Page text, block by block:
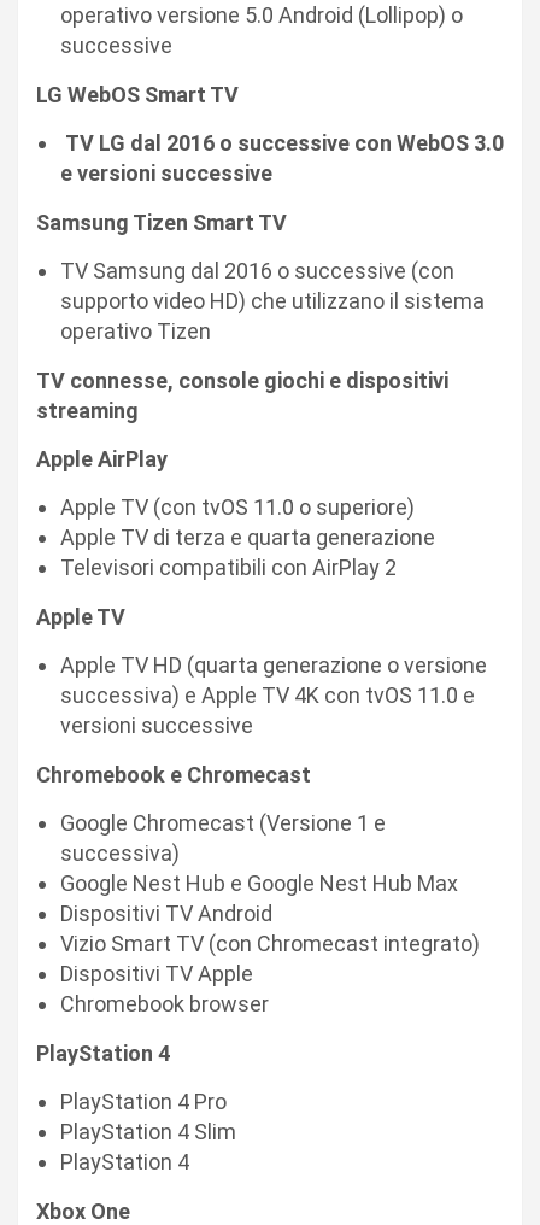
operativo versione 5.0 Android (Lollipop) o
successive
LG WebOS Smart TV
TV LG dal 2016 o successive con WebOS 3.0
e versioni successive
Samsung Tizen Smart TV
TV Samsung dal 2016 o successive (con
supporto video HD) che utilizzano il sistema
operativo Tizen
TV connesse, console giochi e dispositivi
streaming
Apple AirPlay
Apple TV (con tvOS 11.0 o superiore)
Apple TV di terza e quarta generazione
Televisori compatibili con AirPlay 2
Apple TV
Apple TV HD (quarta generazione o versione
successiva) e Apple TV 4K con tvOS 11.0 e
versioni successive
Chromebook e Chromecast
Google Chromecast (Versione 1 e
successiva)
Google Nest Hub e Google Nest Hub Max
Dispositivi TV Android
Vizio Smart TV (con Chromecast integrato)
Dispositivi TV Apple
Chromebook browser
PlayStation 4
PlayStation 4 Pro
PlayStation 4 Slim
PlayStation 4
Xbox One